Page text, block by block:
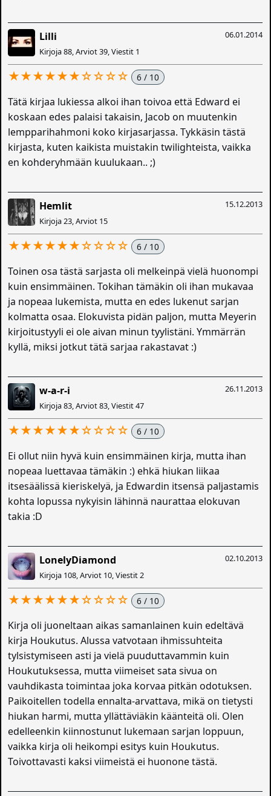
06.01.2014
Lilli
Kirjoja 88, Arviot 39, Viestit 1
★★★★★★☆☆☆☆ 6 / 10
Tätä kirjaa lukiessa alkoi ihan toivoa että Edward ei
koskaan edes palaisi takaisin, Jacob on muutenkin
lempparihahmoni koko kirjasarjassa. Tykkäsin tästä
kirjasta, kuten kaikista muistakin twilighteista, vaikka
en kohderyhmään kuulukaan.. ;)
15.12.2013
Hemlit
Kirjoja 23, Arviot 15
★★★★★★☆☆☆☆ 6 / 10
Toinen osa tästä sarjasta oli melkeinpä vielä huonompi
kuin ensimmäinen. Tokihan tämäkin oli ihan mukavaa
ja nopeaa lukemista, mutta en edes lukenut sarjan
kolmatta osaa. Elokuvista pidän paljon, mutta Meyerin
kirjoitustyyli ei ole aivan minun tyylistäni. Ymmärrän
kyllä, miksi jotkut tätä sarjaa rakastavat :)
26.11.2013
w-a-r-i
Kirjoja 83, Arviot 83, Viestit 47
★★★★★★☆☆☆☆ 6 / 10
Ei ollut niin hyvä kuin ensimmäinen kirja, mutta ihan
nopeaa luettavaa tämäkin :) ehkä hiukan liikaa
itsesäälissä kieriskelyä, ja Edwardin itsensä paljastamis
kohta lopussa nykyisin lähinnä naurattaa elokuvan
takia :D
02.10.2013
LonelyDiamond
Kirjoja 108, Arviot 10, Viestit 2
★★★★★★☆☆☆☆ 6 / 10
Kirja oli juoneltaan aikas samanlainen kuin edeltävä
kirja Houkutus. Alussa vatvotaan ihmissuhteita
tylsistymiseen asti ja vielä puuduttavammin kuin
Houkutuksessa, mutta viimeiset sata sivua on
vauhdikasta toimintaa joka korvaa pitkän odotuksen.
Paikoitellen todella ennalta-arvattava, mikä on tietysti
hiukan harmi, mutta yllättäviäkin käänteitä oli. Olen
edelleenkin kiinnostunut lukemaan sarjan loppuun,
vaikka kirja oli heikompi esitys kuin Houkutus.
Toivottavasti kaksi viimeistä ei huonone tästä.